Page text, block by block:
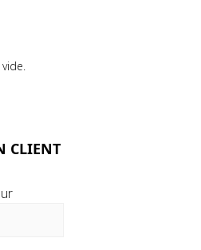
CLIENT